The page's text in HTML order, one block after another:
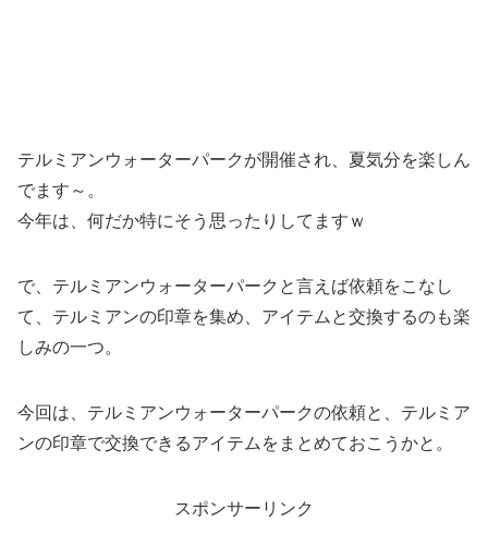
テルミアンウォーターパークが開催され、夏気分を楽しん
でます～。
今年は、何だか特にそう思ったりしてますｗ
で、テルミアンウォーターパークと言えば依頼をこなし
て、テルミアンの印章を集め、アイテムと交換するのも楽
しみの一つ。
今回は、テルミアンウォーターパークの依頼と、テルミア
ンの印章で交換できるアイテムをまとめておこうかと。
スポンサーリンク